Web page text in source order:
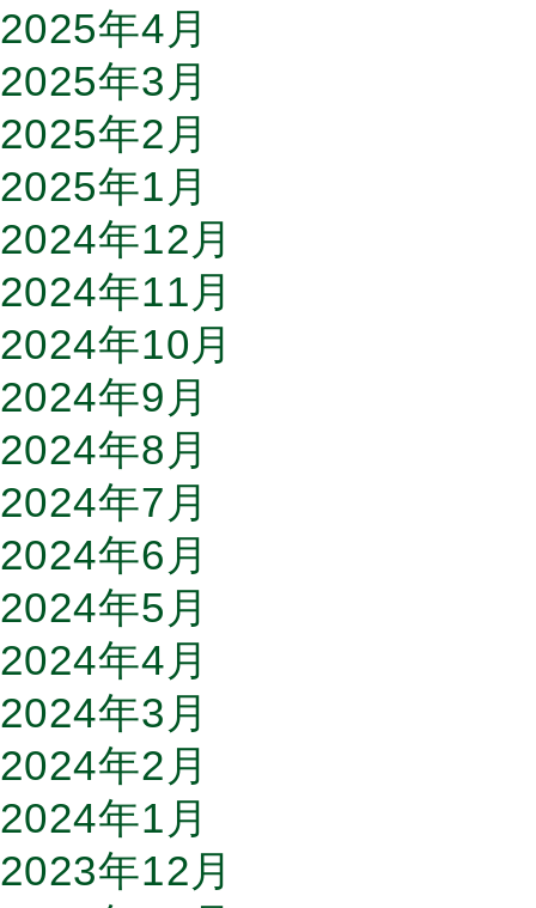
2025年4月
2025年3月
2025年2月
2025年1月
2024年12月
2024年11月
2024年10月
2024年9月
2024年8月
2024年7月
2024年6月
2024年5月
2024年4月
2024年3月
2024年2月
2024年1月
2023年12月